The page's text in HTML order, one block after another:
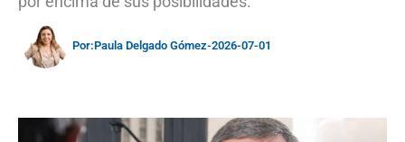
Por:Paula Delgado Gómez-2026-07-01